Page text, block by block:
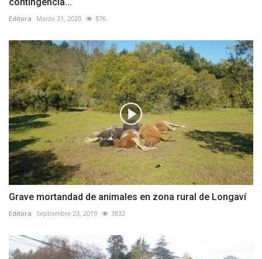
Editora Marzo 31, 2020 876
Grave mortandad de animales en zona rural de Longaví
Editora Septiembre 23, 2019 3832